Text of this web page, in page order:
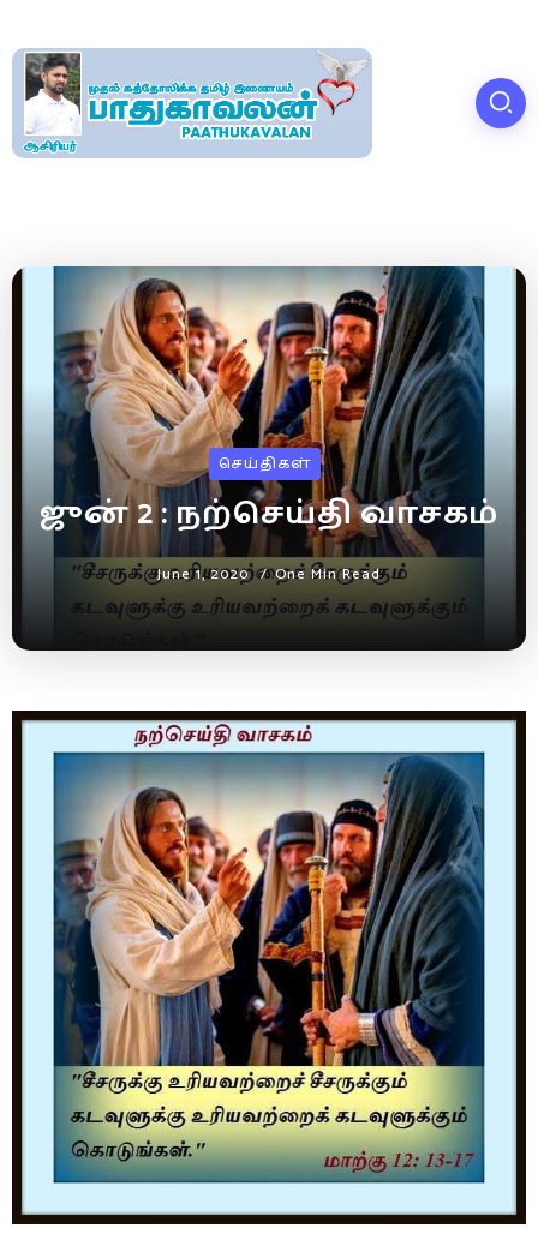
செய்திகள்
ஜுன் 2 : நற்செய்தி வாசகம்
June 1, 2020 One Min Read